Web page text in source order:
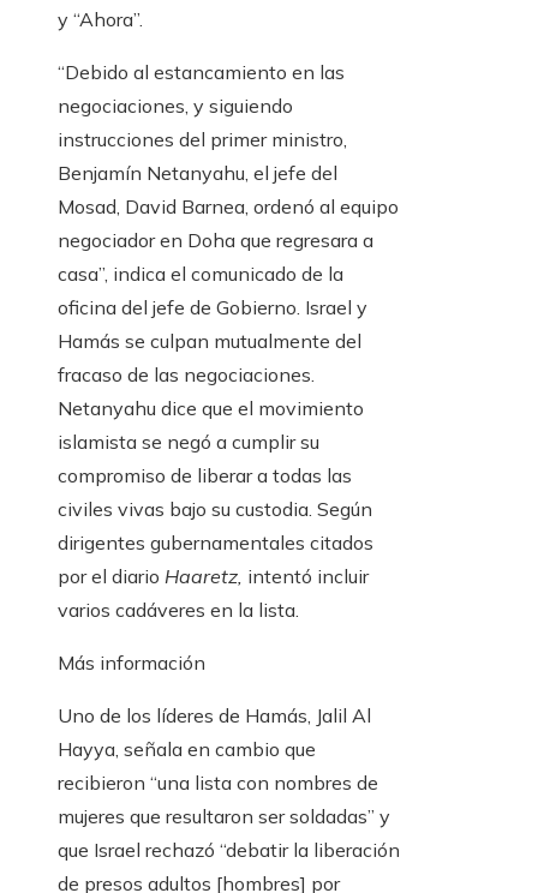
y “Ahora”.
“Debido al estancamiento en las
negociaciones, y siguiendo
instrucciones del primer ministro,
Benjamín Netanyahu, el jefe del
Mosad, David Barnea, ordenó al equipo
negociador en Doha que regresara a
casa”, indica el comunicado de la
oficina del jefe de Gobierno. Israel y
Hamás se culpan mutualmente del
fracaso de las negociaciones.
Netanyahu dice que el movimiento
islamista se negó a cumplir su
compromiso de liberar a todas las
civiles vivas bajo su custodia. Según
dirigentes gubernamentales citados
por el diario Haaretz, intentó incluir
varios cadáveres en la lista.
Más información
Uno de los líderes de Hamás, Jalil Al
Hayya, señala en cambio que
recibieron “una lista con nombres de
mujeres que resultaron ser soldadas” y
que Israel rechazó “debatir la liberación
de presos adultos [hombres] por